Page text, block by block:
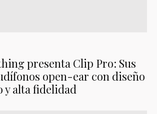
presenta Clip Pro: Sus
open-ear con diseño
y alta fidelidad